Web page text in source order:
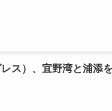
ス）、宜野湾と浦添